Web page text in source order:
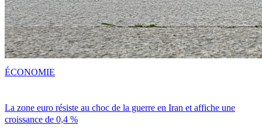
La zone euro résiste au choc de la guerre en Iran et affiche une
croissance de 0,4 %
ÉCONOMIE